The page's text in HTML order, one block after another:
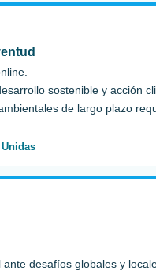
sostenible y acción
de largo plazo
desafíos globales y